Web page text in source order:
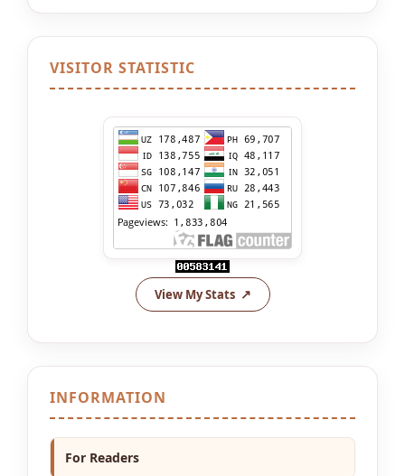
VISITOR STATISTIC
View My Stats
INFORMATION
For Readers